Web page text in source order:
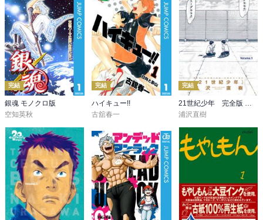
完結
銀魂 モノクロ版
空知英秋
完結
ハイキュー!!
古舘春一
完結
21世紀少年 完全版 デジタル Ver.
浦沢直樹